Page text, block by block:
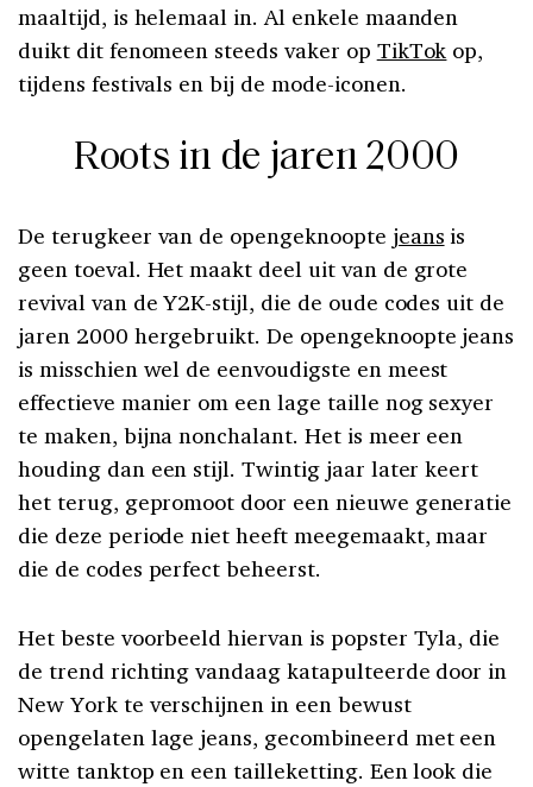
maaltijd, is helemaal in. Al enkele maanden
duikt dit fenomeen steeds vaker op TikTok op,
tijdens festivals en bij de mode-iconen.
Roots in de jaren 2000
De terugkeer van de opengeknoopte jeans is
geen toeval. Het maakt deel uit van de grote
revival van de Y2K-stijl, die de oude codes uit de
jaren 2000 hergebruikt. De opengeknoopte jeans
is misschien wel de eenvoudigste en meest
effectieve manier om een lage taille nog sexyer
te maken, bijna nonchalant. Het is meer een
houding dan een stijl. Twintig jaar later keert
het terug, gepromoot door een nieuwe generatie
die deze periode niet heeft meegemaakt, maar
die de codes perfect beheerst.
Het beste voorbeeld hiervan is popster Tyla, die
de trend richting vandaag katapulteerde door in
New York te verschijnen in een bewust
opengelaten lage jeans, gecombineerd met een
witte tanktop en een tailleketting. Een look die